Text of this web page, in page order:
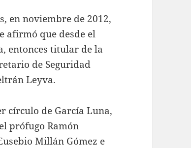
en noviembre de 2012,
afirmó que desde el
entonces titular de la
de Seguridad
Leyva.
círculo de García Luna,
prófugo Ramón
Millán Gómez e